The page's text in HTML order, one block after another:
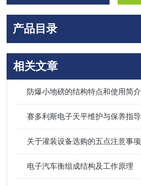
产品目录
相关文章
防爆小地磅的结构特点和使用简介
赛多利斯电子天平维护与保养指导
关于灌装设备选购的五点注意事项
电子汽车衡组成结构及工作原理